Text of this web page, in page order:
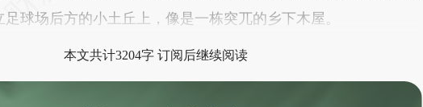
球场后方的小土丘上，像是一栋突兀的乡下木屋。
本文共计3204字 订阅后继续阅读